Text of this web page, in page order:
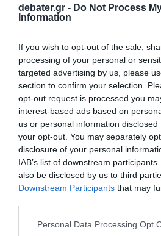
debater.gr - Do Not Process
Information
If you wish to opt-out of the sale,
processing of your personal or
targeted advertising by us, please
section to confirm your selection.
opt-out request is processed you
interest-based ads based on
us or personal information
your opt-out. You may separately
disclosure of your personal
IAB’s list of downstream
also be disclosed by us to third
Downstream Participants that may
Please note that this website/app
Personal Data Processing Opt
Παντρεύονται ο Φειδίας
Στυλιάνα Αβερκίου –
του γάμου τους (pic)
Tο μυστήριο θα γίνει στη
του Αγίου Νικολάου, στη Λεμεσό
14.04.2026 - 15:08